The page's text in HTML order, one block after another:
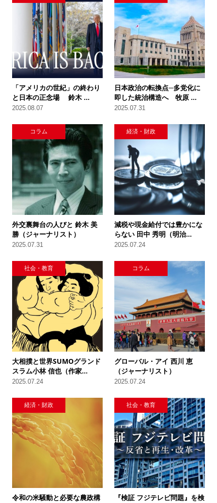
「アメリカの世紀」の終わり
と日本の正念場 鈴木 ...
2025.08.07
日本政治の転換点─多党化に
即した統治構造へ 牧原 ...
2025.07.31
コラム
外交裏舞台の人びと 鈴木 美
勝（ジャーナリスト）
2025.07.31
経済・財政
減税や現金給付では豊かにな
らない 田中 秀明（明治...
2025.07.24
社会・教育
大相撲と世界SUMOグランド
スラム小林 信也（作家...
2025.07.24
コラム
グローバル・アイ 西川 恵
（ジャーナリスト）
2025.07.24
経済・財政
令和の米騒動と必要な農政構
社会・教育
『検証 フジテレビ問題』を検